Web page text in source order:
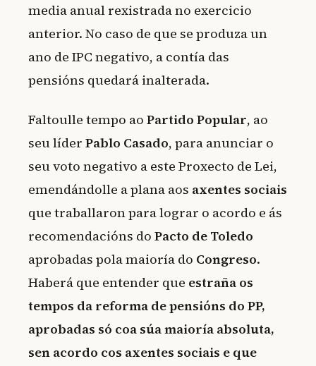
media anual rexistrada no exercicio
anterior. No caso de que se produza un
ano de IPC negativo, a contía das
pensións quedará inalterada.
Faltoulle tempo ao Partido Popular, ao
seu líder Pablo Casado, para anunciar o
seu voto negativo a este Proxecto de Lei,
emendándolle a plana aos axentes sociais
que traballaron para lograr o acordo e ás
recomendacións do Pacto de Toledo
aprobadas pola maioría do Congreso.
Haberá que entender que estraña os
tempos da reforma de pensións do PP,
aprobadas só coa súa maioría absoluta,
sen acordo cos axentes sociais e que